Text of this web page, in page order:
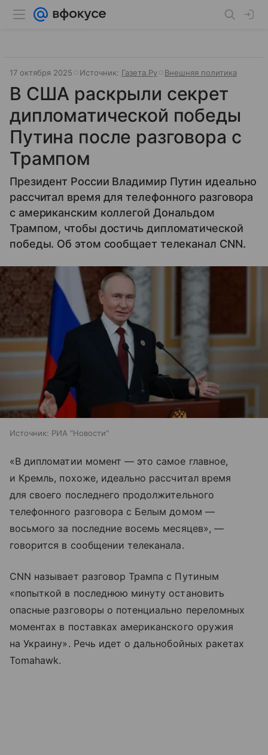
17 октября 2025 Источник: Газета.Ру Внешняя политика
В США раскрыли секрет
дипломатической победы
Путина после разговора с
Трампом
Президент России Владимир Путин идеально
рассчитал время для телефонного разговора
с американским коллегой Дональдом
Трампом, чтобы достичь дипломатической
победы. Об этом сообщает телеканал CNN.
Источник: РИА "Новости"
«В дипломатии момент — это самое главное,
и Кремль, похоже, идеально рассчитал время
для своего последнего продолжительного
телефонного разговора с Белым домом —
восьмого за последние восемь месяцев», —
говорится в сообщении телеканала.
CNN называет разговор Трампа с Путиным
«попыткой в последнюю минуту остановить
опасные разговоры о потенциально переломных
моментах в поставках американского оружия
на Украину». Речь идет о дальнобойных ракетах
Tomahawk.